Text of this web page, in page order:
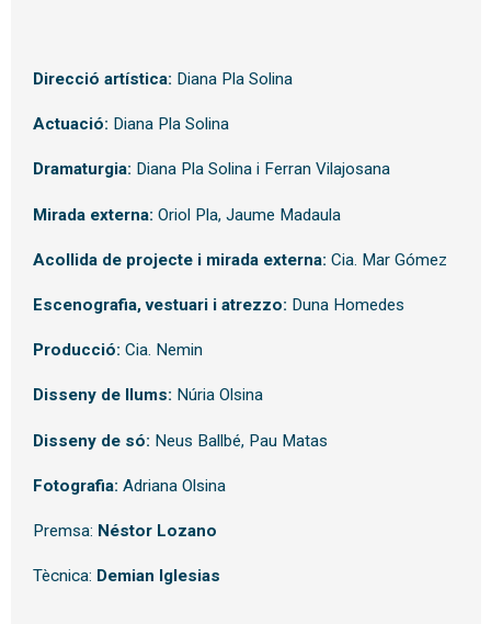
Direcció artística: Diana Pla Solina
Actuació: Diana Pla Solina
Dramaturgia: Diana Pla Solina i Ferran Vilajosana
Mirada externa: Oriol Pla, Jaume Madaula
Acollida de projecte i mirada externa: Cia. Mar Gómez
Escenografia, vestuari i atrezzo: Duna Homedes
Producció: Cia. Nemin
Disseny de llums: Núria Olsina
Disseny de só: Neus Ballbé, Pau Matas
Fotografia: Adriana Olsina
Premsa: Néstor Lozano
Tècnica: Demian Iglesias